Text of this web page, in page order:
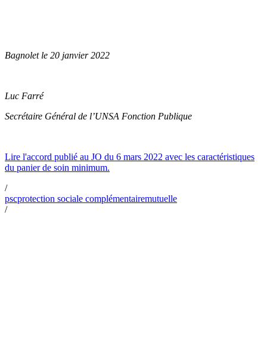
Bagnolet le 20 janvier 2022
Luc Farré
Secrétaire Général de l’UNSA Fonction Publique
Lire l'accord publié au JO du 6 mars 2022 avec les caractéristiques
du panier de soin minimum.
/
pscprotection sociale complémentairemutuelle
/